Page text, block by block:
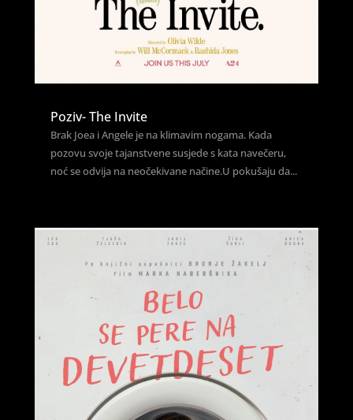
Poziv- The Invite
Brak Joea i Angele je na klimavim nogama. Kada
pozovu svoje tajanstvene susjede s kata navečeru,
noć se odvija na neočekivane načine.U pokušaju da...